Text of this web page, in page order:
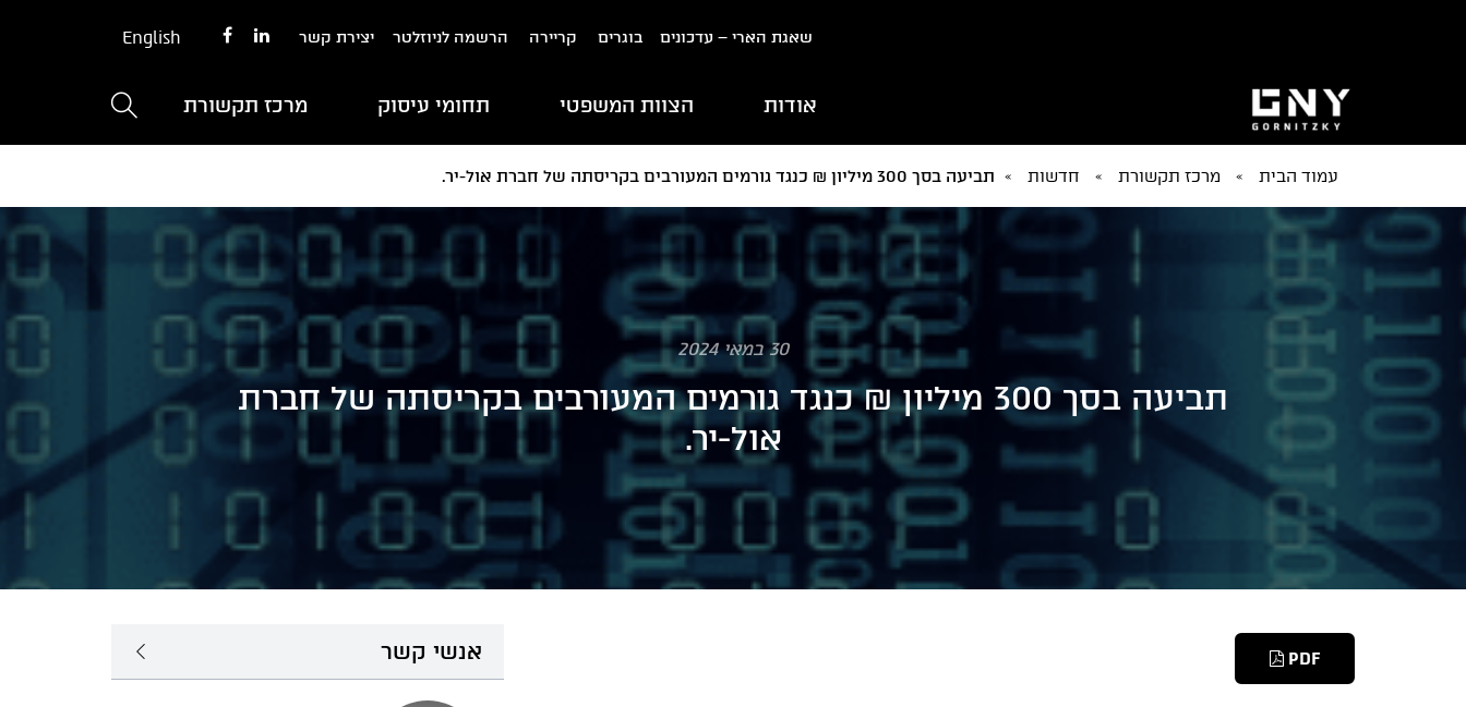
שאגת הארי – עדכונים בוגרים קריירה הרשמה לניוזלטר יצירת קשר English
אודות הצוות המשפטי תחומי עיסוק מרכז תקשורת
עמוד הבית » מרכז תקשורת » חדשות » תביעה בסך 300 מיליון ₪ כנגד גורמים המעורבים בקריסתה של חברת אול-יר.
30 במאי 2024
תביעה בסך 300 מיליון ₪ כנגד גורמים המעורבים בקריסתה של חברת
אול-יר.
PDF אנשי קשר